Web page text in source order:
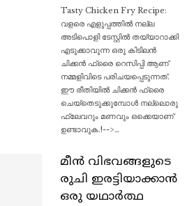
Tasty Chicken Fry Recipe:
വളരെ എളുപ്പത്തിൽ നല്ല
അടിപൊളി ടേസ്റ്റിൽ തയ്യാറാക്കി
എടുക്കാവുന്ന ഒരു കിടിലൻ
ചിക്കൻ ഫ്രൈ റെസിപ്പി ആണ്
നമ്മളിവിടെ പരിചയപ്പെടുന്നത്.
ഈ രീതിയിൽ ചിക്കൻ ഫ്രൈ
ചെയ്തെടുക്കുമ്പോൾ നല്ലൊരു
ഫ്ലേവറും മണവും ഒക്കെയാണ്
ഉണ്ടാവുക.!-->…
മീൻ വിഭവങ്ങളുടെ
രുചി ഇരട്ടിയാക്കാൻ
ഒരു യഥാർത്ഥ